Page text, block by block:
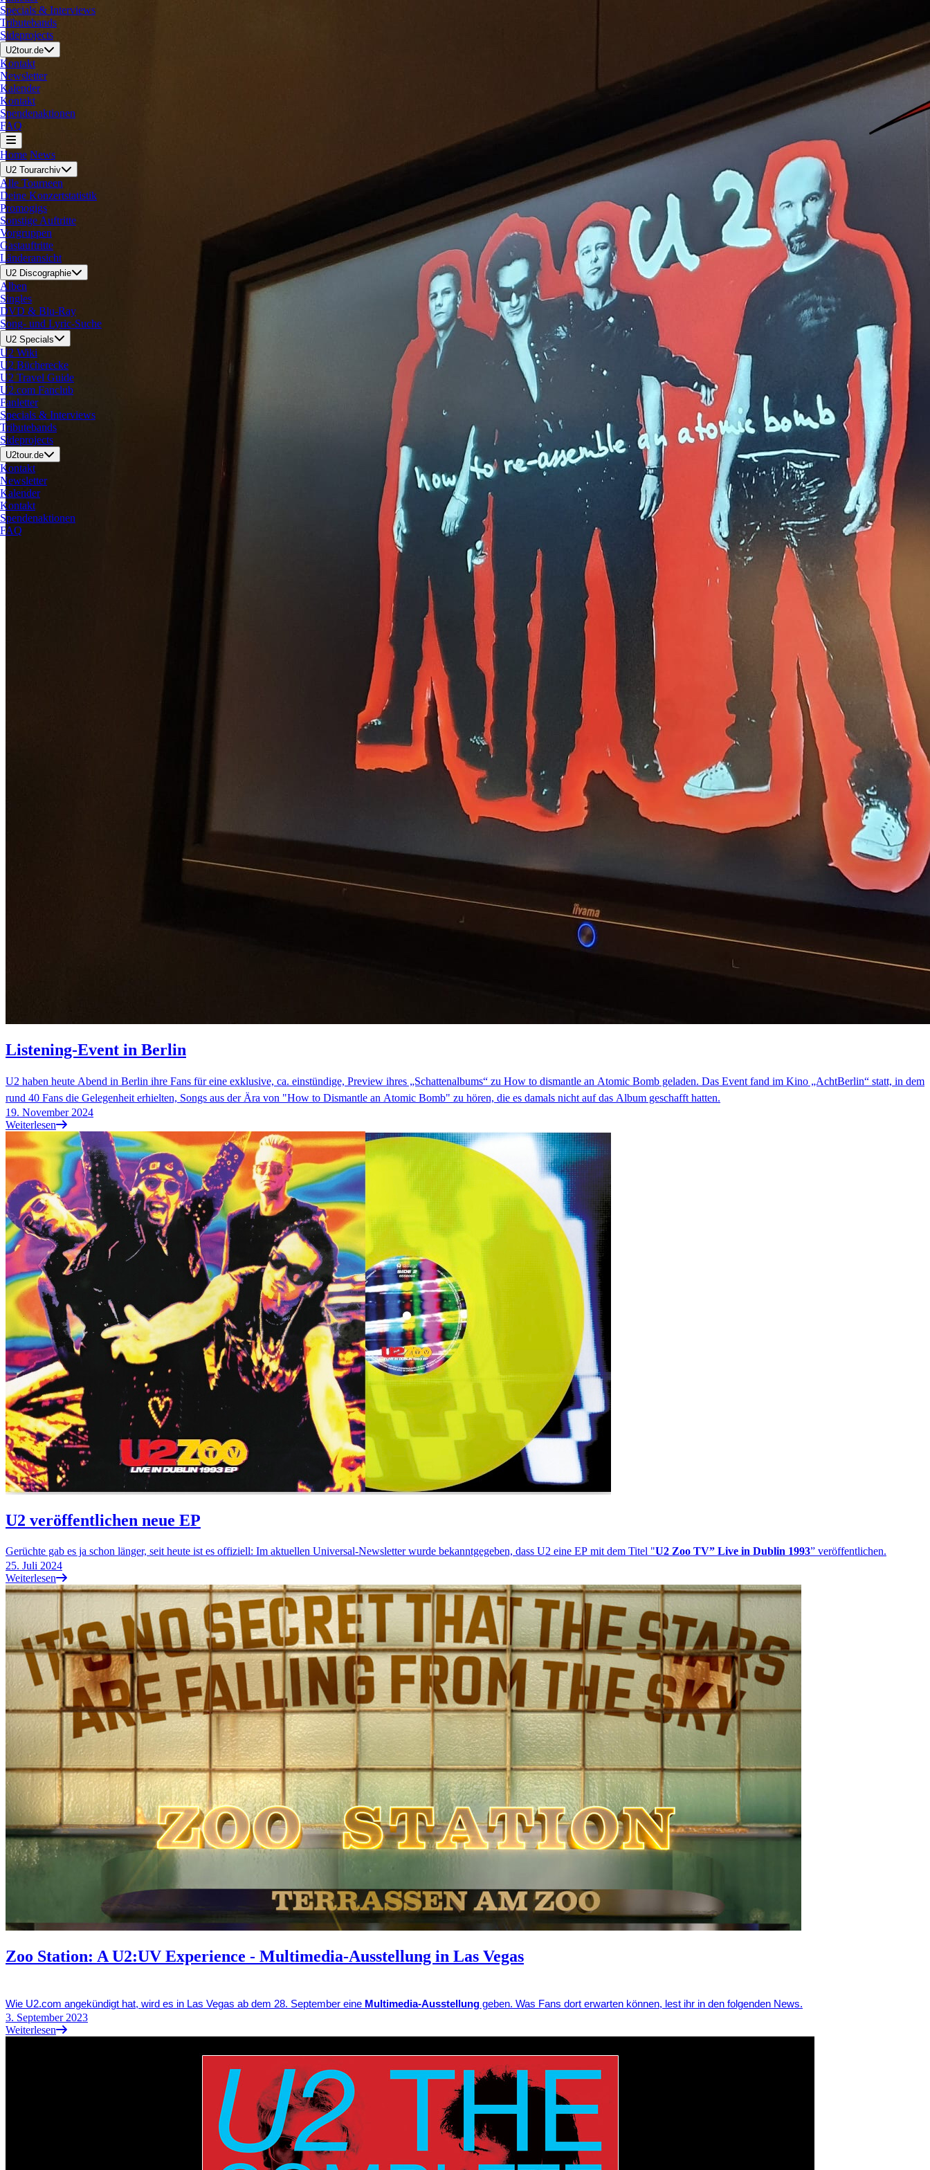
Specials & Interviews
Tributebands
Sideprojects
U2tour.de
Kontakt
Newsletter
Kalender
Kontakt
Spendenaktionen
FAQ
Home News
U2 Tourarchiv
Alle Tourneen
Deine Konzertstatistik
Promogigs
Sonstige Auftritte
Vorgruppen
Gastauftritte
Länderansicht
U2 Discographie
Alben
Singles
DVD & Blu-Ray
Song- und Lyric-Suche
U2 Specials
U2 Wiki
U2 Bücherecke
U2 Travel Guide
U2.com Fanclub
Fanletter
Specials & Interviews
Tributebands
Sideprojects
U2tour.de
Kontakt
Newsletter
Kalender
Kontakt
Spendenaktionen
FAQ
Listening-Event in Berlin
U2 haben heute Abend in Berlin ihre Fans für eine exklusive, ca. einstündige, Preview ihres „Schattenalbums“ zu How to dismantle an Atomic Bomb geladen. Das Event fand im Kino „AchtBerlin“ statt, in dem
rund 40 Fans die Gelegenheit erhielten, Songs aus der Ära von "How to Dismantle an Atomic Bomb" zu hören, die es damals nicht auf das Album geschafft hatten.
19. November 2024
Weiterlesen
U2 veröffentlichen neue EP
Gerüchte gab es ja schon länger, seit heute ist es offiziell: Im aktuellen Universal-Newsletter wurde bekanntgegeben, dass U2 eine EP mit dem Titel "U2 Zoo TV” Live in Dublin 1993” veröffentlichen.
25. Juli 2024
Weiterlesen
Zoo Station: A U2:UV Experience - Multimedia-Ausstellung in Las Vegas
Wie U2.com angekündigt hat, wird es in Las Vegas ab dem 28. September eine Multimedia-Ausstellung geben. Was Fans dort erwarten können, lest ihr in den folgenden News.
3. September 2023
Weiterlesen